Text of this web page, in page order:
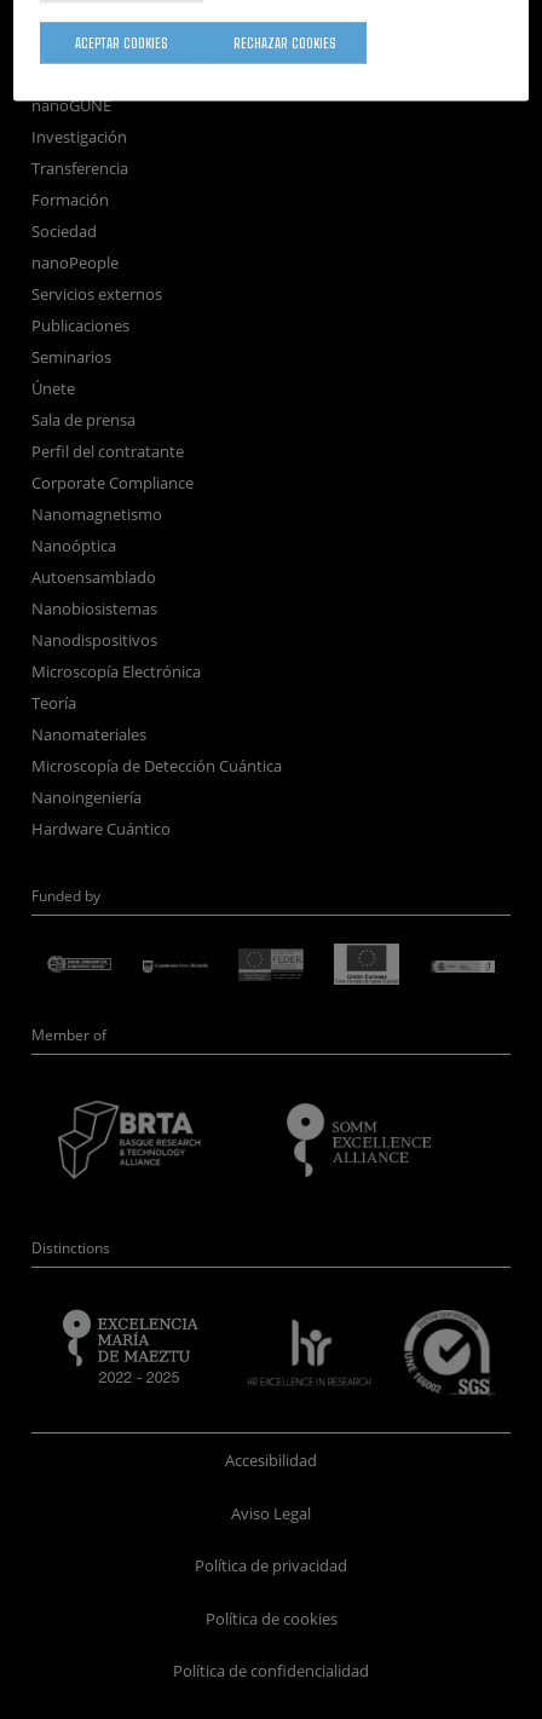
Subscribe to our Newsletter
nanoGUNE
Investigación
Transferencia
Formación
Sociedad
nanoPeople
Servicios externos
Publicaciones
Seminarios
Únete
Sala de prensa
Perfil del contratante
Corporate Compliance
Nanomagnetismo
Nanoóptica
Autoensamblado
Nanobiosistemas
Nanodispositivos
Microscopía Electrónica
Teoría
Nanomateriales
Microscopía de Detección Cuántica
Nanoingeniería
Hardware Cuántico
Funded by
Member of
Distinctions
Accesibilidad
Aviso Legal
Política de privacidad
Política de cookies
Política de confidencialidad
RECHAZAR COOKIES
ACEPTAR COOKIES